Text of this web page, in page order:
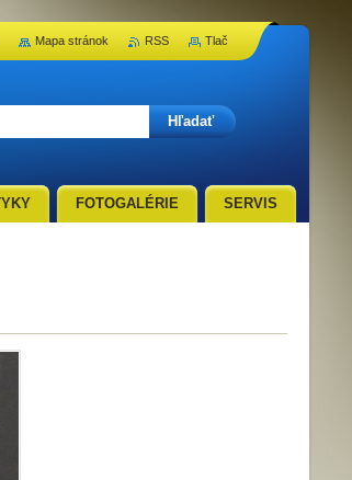
FOTOGALÉRIE SERVIS
Mapa stránok RSS Tlač